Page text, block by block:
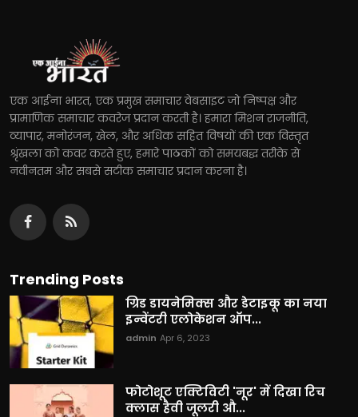
एक आईना भारत, एक प्रमुख समाचार वेबसाइट जो निष्पक्ष और
प्रामाणिक समाचार कवरेज प्रदान करती है। हमारा मिशन राजनीति,
व्यापार, मनोरंजन, खेल, और अधिक सहित विषयों की एक विस्तृत
श्रृंखला को कवर करते हुए, हमारे पाठकों को समयबद्ध तरीके से
नवीनतम और सबसे सटीक समाचार प्रदान करना है।
Trending Posts
ग्रिड डायनेमिक्स और डेटाइकू का नया
इन्वेंटरी एलोकेशन ऑप...
admin Apr 6, 2023
फोटोशूट एक्टिविटी 'नूर' में दिखा रिच
क्लास हैवी जूलरी औ...